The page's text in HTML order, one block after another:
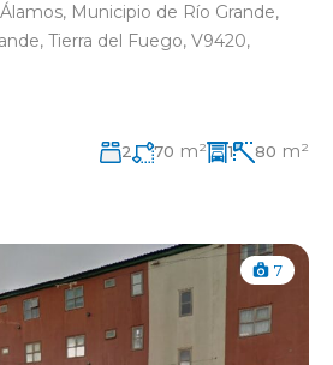
Municipio de Río Grande,
Tierra del Fuego, V9420,
2 70 m² 1 80 m²
7